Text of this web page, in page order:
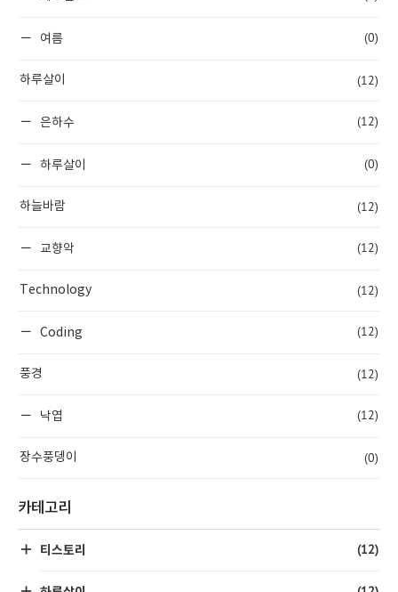
여름 (0)
하루살이 (12)
은하수 (12)
하루살이 (0)
하늘바람 (12)
교향악 (12)
Technology (12)
Coding (12)
풍경 (12)
낙엽 (12)
장수풍뎅이 (0)
카테고리
티스토리 (12)